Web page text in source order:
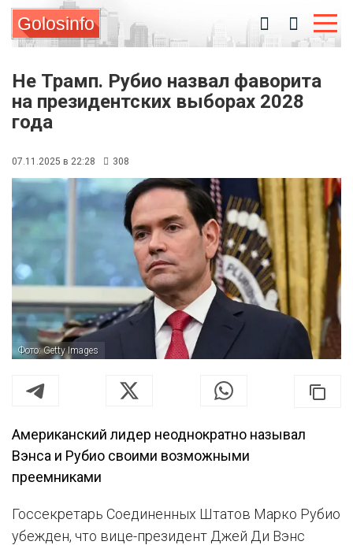
Golosinfo
Не Трамп. Рубио назвал фаворита
на президентских выборах 2028
года
07.11.2025 в 22:28 308
Фото: Getty Images
Американский лидер неоднократно называл
Вэнса и Рубио своими возможными
преемниками
Госсекретарь Соединенных Штатов Марко Рубио
убежден, что вице-президент Джей Ди Вэнс